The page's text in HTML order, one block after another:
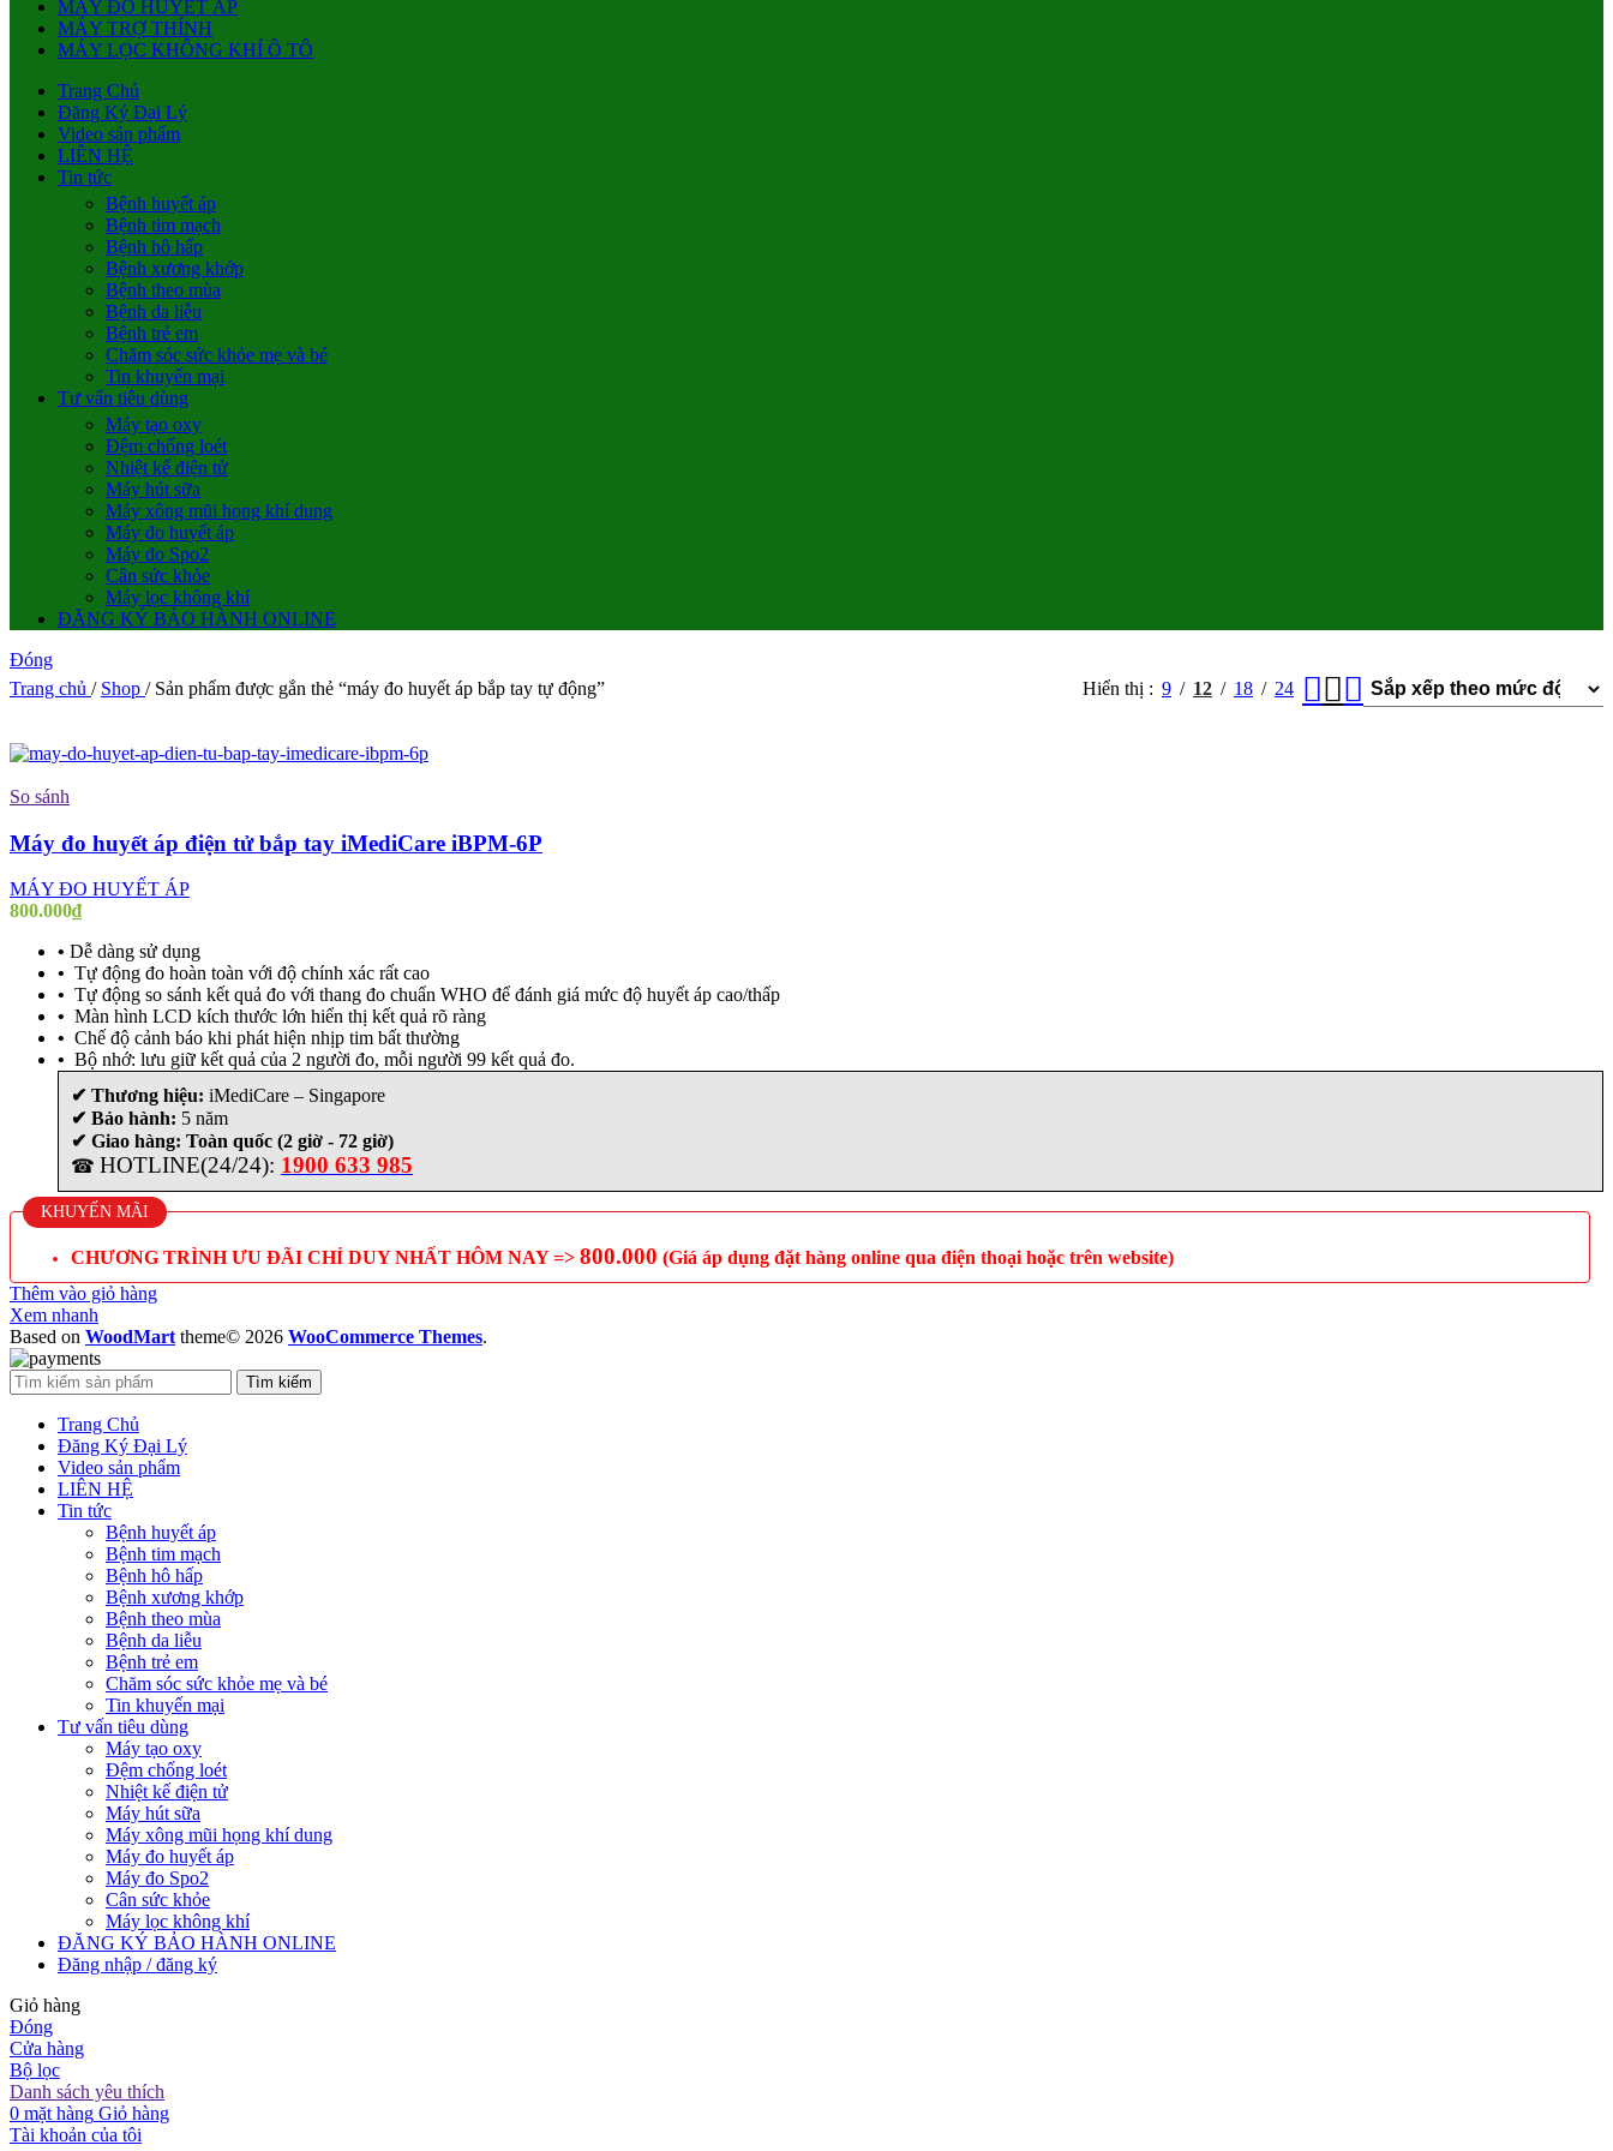
MÁY ĐO HUYẾT ÁP
MÁY TRỢ THÍNH
MÁY LỌC KHÔNG KHÍ Ô TÔ
Trang Chủ
Đăng Ký Đại Lý
Video sản phẩm
LIÊN HỆ
Tin tức
Bệnh huyết áp
Bệnh tim mạch
Bệnh hô hấp
Bệnh xương khớp
Bệnh theo mùa
Bệnh da liễu
Bệnh trẻ em
Chăm sóc sức khỏe mẹ và bé
Tin khuyến mại
Tư vấn tiêu dùng
Máy tạo oxy
Đệm chống loét
Nhiệt kế điện tử
Máy hút sữa
Máy xông mũi họng khí dung
Máy đo huyết áp
Máy đo Spo2
Cân sức khỏe
Máy lọc không khí
ĐĂNG KÝ BẢO HÀNH ONLINE
Đóng
Trang chủ / Shop / Sản phẩm được gắn thẻ “máy đo huyết áp bắp tay tự động” Hiển thị 9 12 18 24
So sánh
Máy đo huyết áp điện tử bắp tay iMediCare iBPM-6P
MÁY ĐO HUYẾT ÁP
800.000₫
• Dễ dàng sử dụng
• Tự động đo hoàn toàn với độ chính xác rất cao
• Tự động so sánh kết quả đo với thang đo chuẩn WHO để đánh giá mức độ huyết áp cao/thấp
• Màn hình LCD kích thước lớn hiển thị kết quả rõ ràng
• Chế độ cảnh báo khi phát hiện nhịp tim bất thường
• Bộ nhớ: lưu giữ kết quả của 2 người đo, mỗi người 99 kết quả đo.
✔ Thương hiệu: iMediCare – Singapore
✔ Bảo hành: 5 năm
✔ Giao hàng: Toàn quốc (2 giờ - 72 giờ)
☎ HOTLINE(24/24): 1900 633 985
KHUYẾN MÃI
CHƯƠNG TRÌNH ƯU ĐÃI CHỈ DUY NHẤT HÔM NAY => 800.000 (Giá áp dụng đặt hàng online qua điện thoại hoặc trên website)
Thêm vào giỏ hàng
Xem nhanh
Based on WoodMarttheme© 2026 WooCommerce Themes.
Tìm kiếm
Trang Chủ
Đăng Ký Đại Lý
Video sản phẩm
LIÊN HỆ
Tin tức
Bệnh huyết áp
Bệnh tim mạch
Bệnh hô hấp
Bệnh xương khớp
Bệnh theo mùa
Bệnh da liễu
Bệnh trẻ em
Chăm sóc sức khỏe mẹ và bé
Tin khuyến mại
Tư vấn tiêu dùng
Máy tạo oxy
Đệm chống loét
Nhiệt kế điện tử
Máy hút sữa
Máy xông mũi họng khí dung
Máy đo huyết áp
Máy đo Spo2
Cân sức khỏe
Máy lọc không khí
ĐĂNG KÝ BẢO HÀNH ONLINE
Đăng nhập / đăng ký
Giỏ hàng
Đóng
Cửa hàng
Bộ lọc
Danh sách yêu thích
0 mặt hàng Giỏ hàng
Tài khoản của tôi